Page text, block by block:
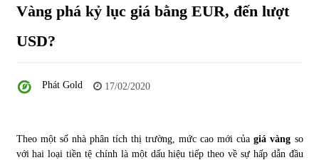
Top 10 mặt hàng Việt Nam nhập khẩu nhiều nhất tháng
5/2022
5/2022
Tự doanh ngày 3.6.2022: CTCK mua ròng 28,7 tỷ đồng
06/06/2022
Vàng phá kỷ lục giá bằng EUR, đến lượt
USD?
Phát Gold 17/02/2020
Theo một số nhà phân tích thị trường, mức cao mới củagiá vàng so
với hai loại tiền tệ chính là một dấu hiệu tiếp theo về sự hấp dẫn đầu